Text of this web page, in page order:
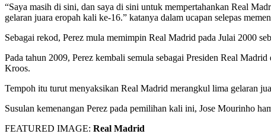
“Saya masih di sini, dan saya di sini untuk mempertahankan Real
gelaran juara eropah kali ke-16.” katanya dalam ucapan selepas
Sebagai rekod, Perez mula memimpin Real Madrid pada Julai 2000
Pada tahun 2009, Perez kembali semula sebagai Presiden Real
Kroos.
Tempoh itu turut menyaksikan Real Madrid merangkul lima gelaran
Susulan kemenangan Perez pada pemilihan kali ini, Jose Mourinho
FEATURED IMAGE: Real Madrid